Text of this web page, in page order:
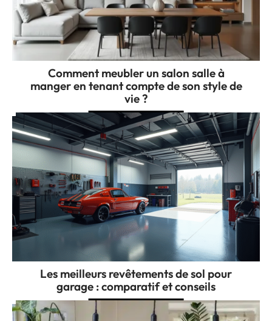
Comment meubler un salon salle à
manger en tenant compte de son style de
vie ?
Les meilleurs revêtements de sol pour
garage : comparatif et conseils